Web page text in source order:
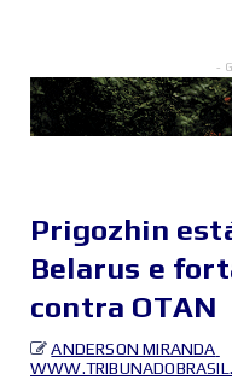
-
Prigozhin
Belarus e
contra OTAN
ANDERSON MIRANDA